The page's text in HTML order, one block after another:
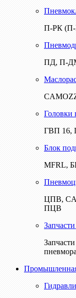
П-РК
ПД, П-
Головки
ГВП 16,
Блок
MFRL,
ЦПВ,
ПЦВ